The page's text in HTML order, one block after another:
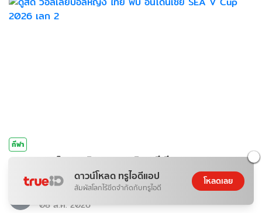
กีฬา
ดูสด วอลเลย์บอลหญิง ไทย พบ อินโดนีเซีย SEA V Cup 2026
เลก 2
ภิญโญ ส่องแสง
08 ส.ค. 2026
ดาวน์โหลด ทรูไอดีแอป
สัมผัสโลกไร้ขีดจำกัดกับทรูไอดี
โหลดเลย